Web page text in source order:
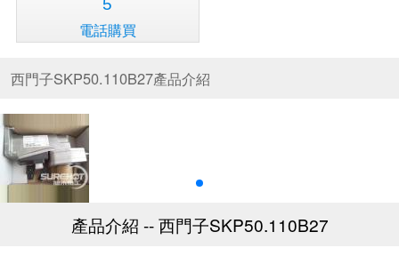
5
電話購買
西門子SKP50.110B27產品介紹
產品介紹 -- 西門子SKP50.110B27